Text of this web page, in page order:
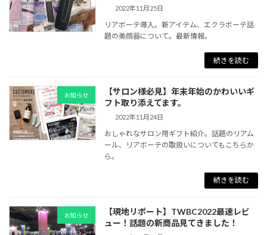
2022年11月25日
リアボーテ導入。新アイテム、エクラボーテ話
題の美顔器について。最新情報。
続きを読む
お知らせ
【サロン様必見】年末年始のかわいいギ
フト取り添えてます。
2022年11月24日
おしゃれなサロン用ギフト紹介。話題のリアム
ール、リアボーテの取扱いについてもこちらか
ら。
続きを読む
お知らせ
【現地リポート】TWBC2022最速レビ
ュー！話題の新商品見てきました！